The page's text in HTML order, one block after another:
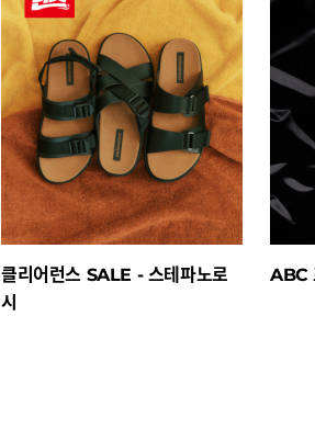
클리어런스 SALE - 스테파노로
시
ABC